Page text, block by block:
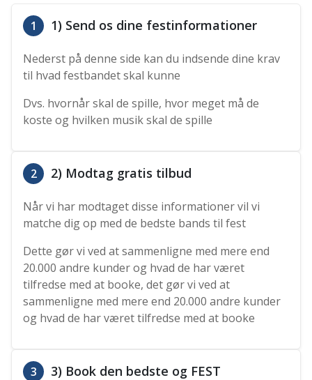
1 1) Send os dine festinformationer
Nederst på denne side kan du indsende dine krav
til hvad festbandet skal kunne
Dvs. hvornår skal de spille, hvor meget må de
koste og hvilken musik skal de spille
2 2) Modtag gratis tilbud
Når vi har modtaget disse informationer vil vi
matche dig op med de bedste bands til fest
Dette gør vi ved at sammenligne med mere end
20.000 andre kunder og hvad de har været
tilfredse med at booke, det gør vi ved at
sammenligne med mere end 20.000 andre kunder
og hvad de har været tilfredse med at booke
3 3) Book den bedste og FEST